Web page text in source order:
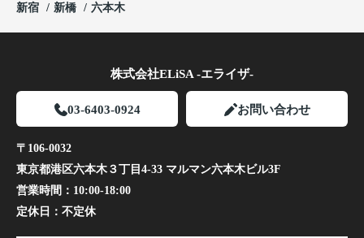
新宿
新橋 六本木
株式会社ELiSA -エライザ-
03-6403-0924 お問い合わせ
〒106-0032
東京都港区六本木３丁目4-33 マルマン六本木ビル3F
営業時間： 10:00-18:00
定休日： 不定休